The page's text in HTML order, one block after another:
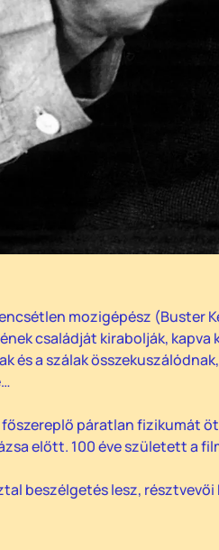
mozigépész (Buster
családját kirabolják,
és a szálak
páratlan fizikumát
előtt. 100 éve született
beszélgetés lesz,